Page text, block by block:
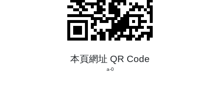
本頁網址 QR Code
a-0